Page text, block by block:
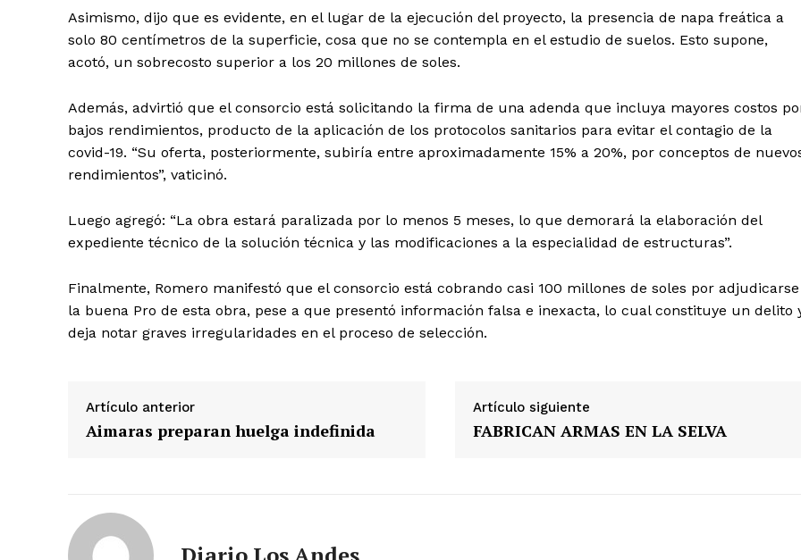
Diario los Andes
Prensa
Asimismo, dijo que es evidente, en el lugar de la ejecución del proyecto, la presencia de napa freática a
solo 80 centímetros de la superficie, cosa que no se contempla en el estudio de suelos. Esto supone,
acotó, un sobrecosto superior a los 20 millones de soles.
Además, advirtió que el consorcio está solicitando la firma de una adenda que incluya mayores costos
bajos rendimientos, producto de la aplicación de los protocolos sanitarios para evitar el contagio de la
covid-19. “Su oferta, posteriormente, subiría entre aproximadamente 15% a 20%, por conceptos de
rendimientos”, vaticinó.
Luego agregó: “La obra estará paralizada por lo menos 5 meses, lo que demorará la elaboración del
expediente técnico de la solución técnica y las modificaciones a la especialidad de estructuras”.
Finalmente, Romero manifestó que el consorcio está cobrando casi 100 millones de soles por adjudicarse
la buena Pro de esta obra, pese a que presentó información falsa e inexacta, lo cual constituye un delito
deja notar graves irregularidades en el proceso de selección.
Artículo anterior
Aimaras preparan huelga indefinida
Artículo siguiente
FABRICAN ARMAS EN LA SELVA